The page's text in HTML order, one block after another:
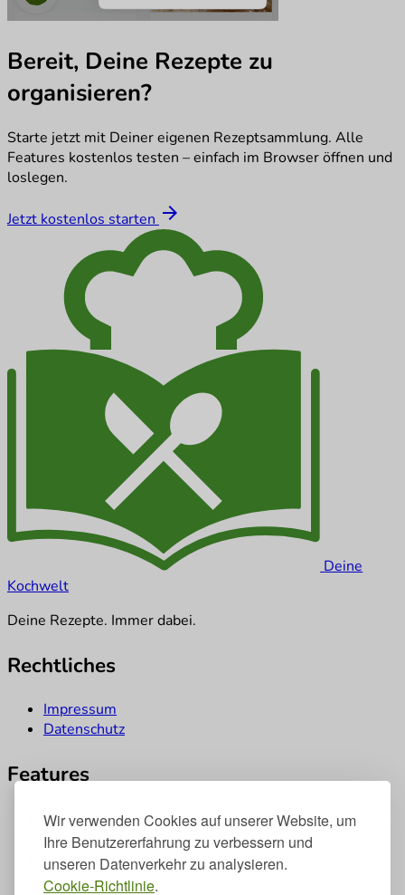
Wir verwenden Cookies auf unserer Website, um
Ihre Benutzererfahrung zu verbessern und
unseren Datenverkehr zu analysieren.
Cookie-Richtlinie.
Bereit, Deine Rezepte zu
organisieren?
Starte jetzt mit Deiner eigenen Rezeptsammlung. Alle
Features kostenlos testen – einfach im Browser öffnen und
loslegen.
Jetzt kostenlos starten arrow_forward
Deine
Kochwelt
Deine Rezepte. Immer dabei.
Rechtliches
Impressum
Datenschutz
Features
Rezepte digitaliseren
Unser Kochmodus
Rezeptbücher teilen
Rezepte organisieren